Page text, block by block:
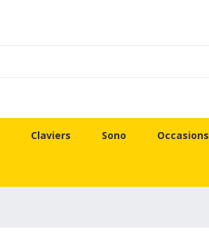
Claviers Sono Occasions